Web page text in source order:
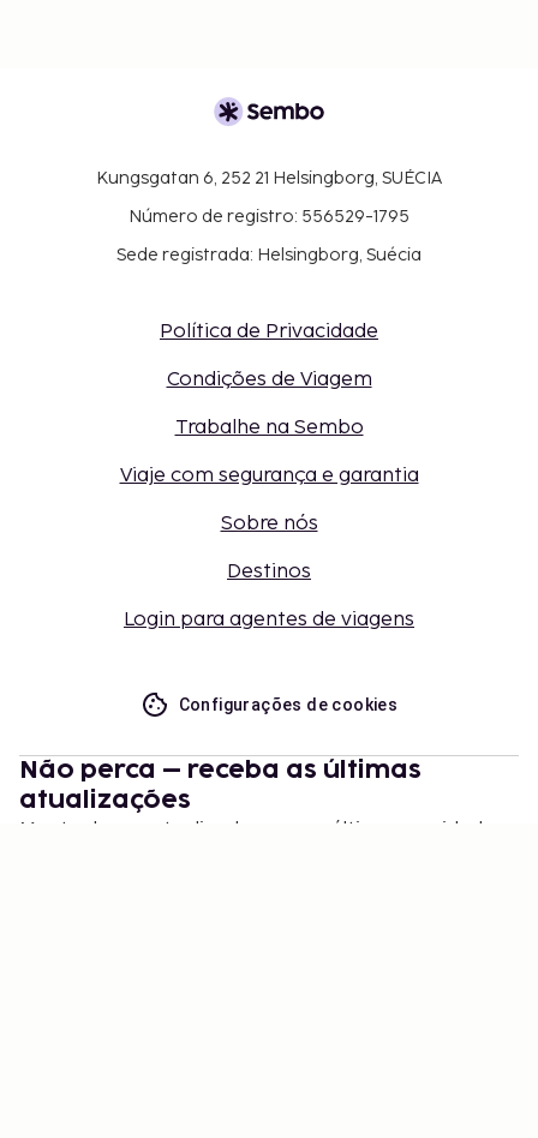
Kungsgatan 6, 252 21 Helsingborg, SUÉCIA
Número de registro: 556529-1795
Sede registrada: Helsingborg, Suécia
Política de Privacidade
Condições de Viagem
Trabalhe na Sembo
Viaje com segurança e garantia
Sobre nós
Destinos
Login para agentes de viagens
Configurações de cookies
Não perca – receba as últimas
atualizações
Mantenha-se atualizado com as últimas novidades